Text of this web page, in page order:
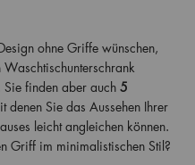
ohne Griffe wünschen,
Sie finden aber auch 5
denen Sie das Aussehen Ihrer
leicht angleichen können.
Griff im minimalistischen Stil?